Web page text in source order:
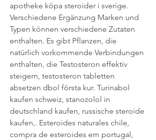
apotheke köpa steroider i sverige.
Verschiedene Ergänzung Marken und
Typen können verschiedene Zutaten
enthalten. Es gibt Pflanzen, die
natürlich vorkommende Verbindungen
enthalten, die Testosteron effektiv
steigern, testosteron tabletten
absetzen dbol första kur. Turinabol
kaufen schweiz, stanozolol in
deutschland kaufen, russische steroide
kaufen,. Esteroides naturales chile,
compra de esteroides em portugal,